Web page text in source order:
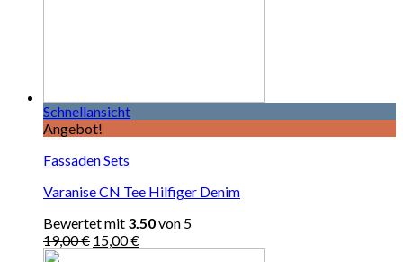
Schnellansicht
Angebot!
Fassaden Sets
Varanise CN Tee Hilfiger Denim
Bewertet mit 3.50von 5
19,00€ 15,00€